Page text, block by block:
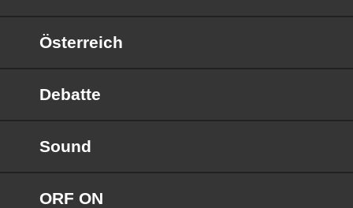
Österreich
Debatte
Sound
ORF ON